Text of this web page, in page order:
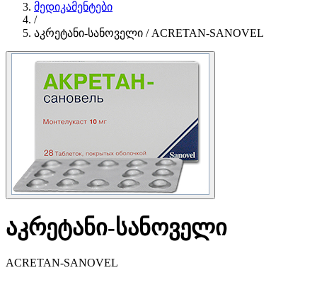
მედიკამენტები
/
აკრეტანი-სანოველი / ACRETAN-SANOVEL
აკრეტანი-სანოველი
ACRETAN-SANOVEL